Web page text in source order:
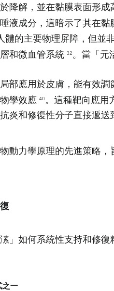
降解，並在黏膜表面形
液成分，這暗示了其在黏
體的主要物理屏障，但並
和微血管系統 32 。當「元
部應用於皮膚，能有效
學效應 40。這種靶向應用
炎和修復性分子直接遞
動力學原理的先進策略
」如何系統性支持和修復
之一